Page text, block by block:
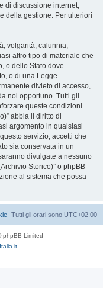
di discussione internet;
della gestione. Per ulteriori
volgarità, calunnia,
altro tipo di materiale che
o dello Stato dove
o di una Legge
divieto di accesso,
noi opportuno. Tutti gli
queste condizioni.
abbia il diritto di
argomento in qualsiasi
servizio, accetti che
sia conservata in un
divulgate a nessuno
Storico)” o phpBB
al sistema che possa
Tutti gli orari sono UTC+02:00
phpBB Limited